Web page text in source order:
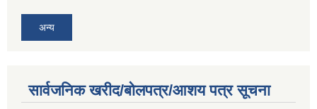
अन्य
सार्वजनिक खरीद/बोलपत्र/आशय पत्र सूचना